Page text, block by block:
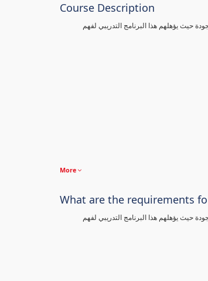
Course Description
يؤهلهم هذا البرنامج التدريبي لفهم
More
What are the requirements
يؤهلهم هذا البرنامج التدريبي لفهم